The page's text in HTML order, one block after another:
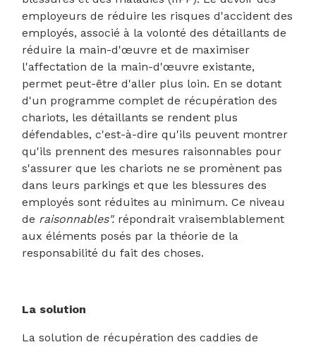
employeurs de réduire les risques d'accident des
employés, associé à la volonté des détaillants de
réduire la main-d'œuvre et de maximiser
l'affectation de la main-d'œuvre existante,
permet peut-être d'aller plus loin. En se dotant
d'un programme complet de récupération des
chariots, les détaillants se rendent plus
défendables, c'est-à-dire qu'ils peuvent montrer
qu'ils prennent des mesures raisonnables pour
s'assurer que les chariots ne se promènent pas
dans leurs parkings et que les blessures des
employés sont réduites au minimum. Ce niveau
de raisonnables". répondrait vraisemblablement
aux éléments posés par la théorie de la
responsabilité du fait des choses.
La solution
La solution de récupération des caddies de